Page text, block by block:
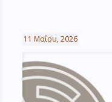
11 Μαΐου, 2026